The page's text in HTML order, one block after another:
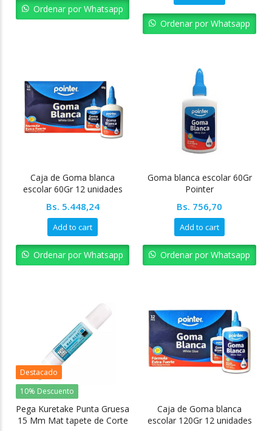
Bs. 8.254,08.Bs. 7.428,68.
Ordenar por Whatsapp
was:
Bs. 10.317,60.Bs.
Ordenar por Whatsapp
Caja de Goma blanca
escolar 60Gr 12 unidades
Bs. 5.448,24
Add to cart
Ordenar por Whatsapp
Goma blanca escolar 60Gr
Pointer
Bs. 756,70
Add to cart
Ordenar por Whatsapp
Destacado
10% Descuento
Pega Kuretake Punta Gruesa
15 Mm Mat tapete de Corte
Caja de Goma blanca
escolar 120Gr 12 unidades